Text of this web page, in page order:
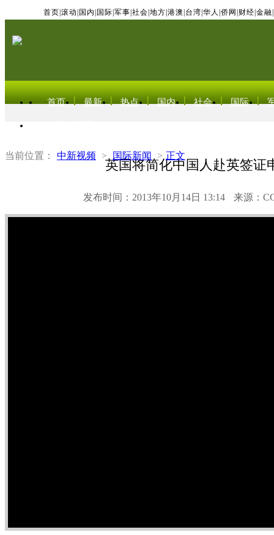
首页 滚动 国内 国际 军事 社会 地方 港澳 台湾 华人 侨网 财经 金融
首页 最新 热点 国内 社会 国际
当前位置： 中新视频 > 国际新闻 > 正文
英国将简化中国人赴英签证
发布时间：2013年10月14日 13:14 来源：